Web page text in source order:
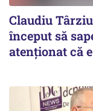
Claudiu
început să
atenționat că